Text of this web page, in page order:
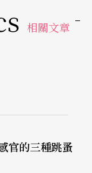
相關文章
官的三種跳蚤